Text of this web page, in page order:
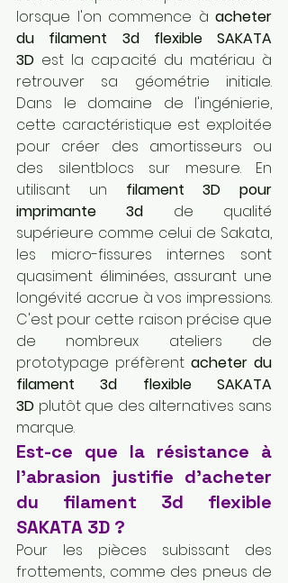
lorsque l'on commence à acheter
du filament 3d flexible SAKATA
3D est la capacité du matériau à
retrouver sa géométrie initiale.
Dans le domaine de l'ingénierie,
cette caractéristique est exploitée
pour créer des amortisseurs ou
des silentblocs sur mesure. En
utilisant un filament 3D pour
imprimante 3d de qualité
supérieure comme celui de Sakata,
les micro-fissures internes sont
quasiment éliminées, assurant une
longévité accrue à vos impressions.
C'est pour cette raison précise que
de nombreux ateliers de
prototypage préfèrent acheter du
filament 3d flexible SAKATA
3D plutôt que des alternatives sans
marque.
Est-ce que la résistance à
l'abrasion justifie d'acheter
du filament 3d flexible
SAKATA 3D ?
Pour les pièces subissant des
frottements, comme des pneus de